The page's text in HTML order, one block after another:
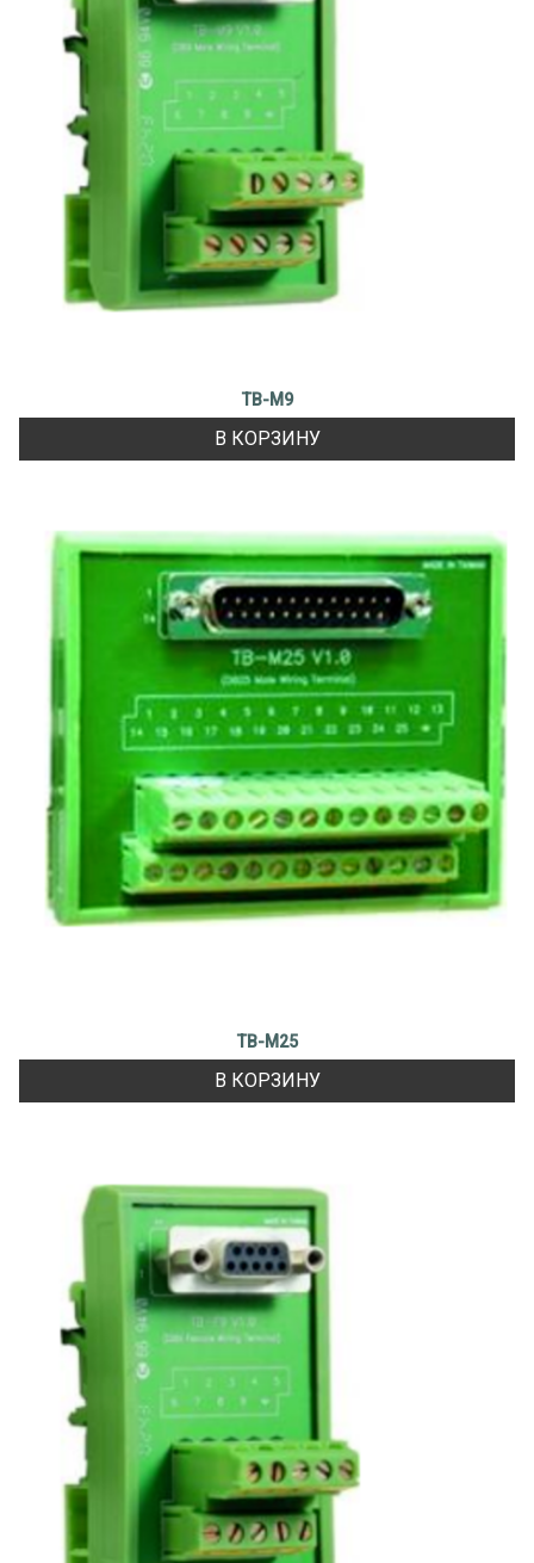
TB-M9
В КОРЗИНУ
TB-M25
В КОРЗИНУ